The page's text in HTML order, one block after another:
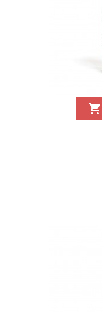
shopping_cart